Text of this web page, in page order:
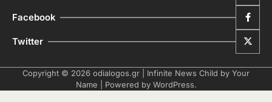
Facebook
Twitter
Copyright © 2026 odialogos.gr | Infinite News Child by Your
Name | Powered by WordPress.